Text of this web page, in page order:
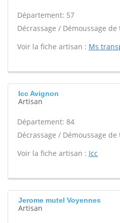
Département: 57
Décrassage / Démoussage
Voir la fiche artisan : Ms
Icc Avignon
Artisan
Département: 84
Décrassage / Démoussage
Voir la fiche artisan : Icc
Jerome mutel Voyennes
Artisan